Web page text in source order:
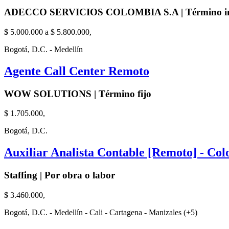
ADECCO SERVICIOS COLOMBIA S.A | Término
$ 5.000.000 a $ 5.800.000,
Bogotá, D.C. - Medellín
Agente Call Center Remoto
WOW SOLUTIONS | Término fijo
$ 1.705.000,
Bogotá, D.C.
Auxiliar Analista Contable [Remoto] -
Staffing | Por obra o labor
$ 3.460.000,
Bogotá, D.C. - Medellín - Cali - Cartagena - Manizales (+5)